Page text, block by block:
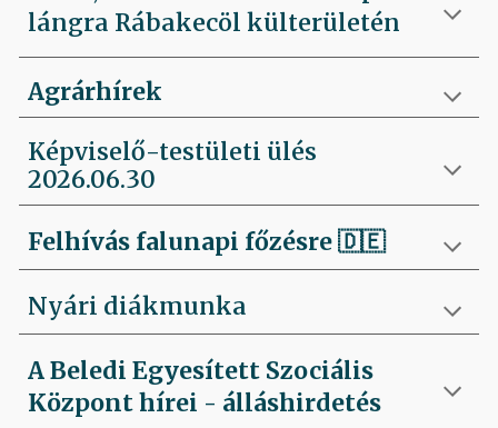
lángra Rábakecöl külterületén
Agrárhírek
Képviselő-testületi ülés
2026.06.30
Felhívás falunapi főzésre🇩🇪
Nyári diákmunka
A Beledi Egyesített Szociális
Központ hírei - álláshirdetés